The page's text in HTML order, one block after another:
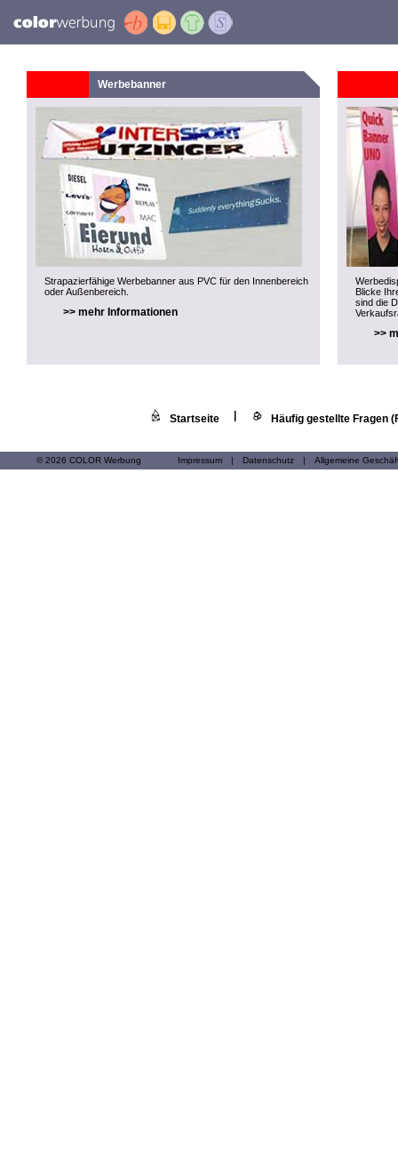
Werbebanner
Strapazierfähige Werbebanner aus PVC für den Innenbereich
oder Außenbereich.
>> mehr Informationen
Blicke
sind die
>>
Startseite Häufig gestellte Fragen
© 2026 COLOR Werbung Impressum | Datenschutz | Allgemeine